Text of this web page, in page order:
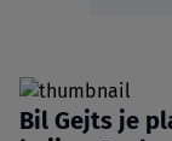
Bil Gejts je